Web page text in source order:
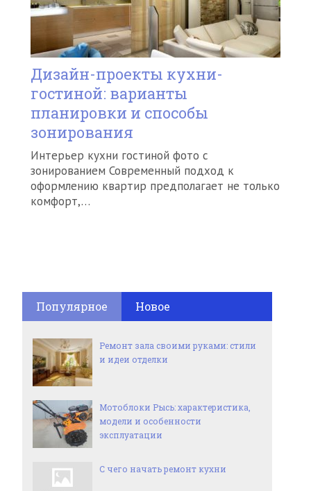
Дизайн-проекты кухни-
гостиной: варианты
планировки и способы
зонирования
Интерьер кухни гостиной фото с
зонированием Современный подход к
оформлению квартир предполагает не только
комфорт,…
Популярное Новое
Ремонт зала своими руками: стили
и идеи отделки
Мотоблоки Рысь: характеристика,
модели и особенности
эксплуатации
С чего начать ремонт кухни